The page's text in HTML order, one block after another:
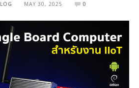
MAY 30, 2025 0